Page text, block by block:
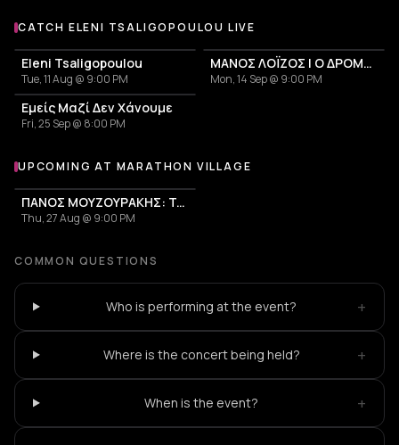
More events with Eleni Tsaligopoulou
CATCH ELENI TSALIGOPOULOU LIVE
Eleni Tsaligopoulou
Tue, 11 Aug @ 9:00 PM
ΜΑΝΟΣ ΛΟΪΖΟΣ | Ο ΔΡΟΜΟΣ ΕΧΕΙ ΤΗ ΔΙΚΗ ΤΟΥ ΙΣΤΟΡΙΑ
Mon, 14 Sep @ 9:00 PM
Εμείς Μαζί Δεν Χάνουμε
Fri, 25 Sep @ 8:00 PM
More events at Marathon Village
UPCOMING AT MARATHON VILLAGE
ΠΑΝΟΣ ΜΟΥΖΟΥΡΑΚΗΣ: Τι Ωραίο
Thu, 27 Aug @ 9:00 PM
COMMON QUESTIONS
Who is performing at the event? +
Where is the concert being held? +
When is the event? +